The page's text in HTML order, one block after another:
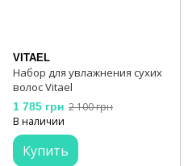
VITAEL
Набор для увлажнения сухих
волос Vitael
1 785 грн 2 100 грн
В наличии
Купить